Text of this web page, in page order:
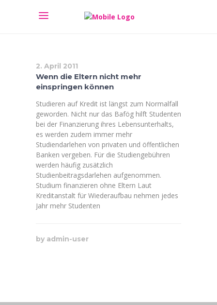
2. April 2011
Wenn die Eltern nicht mehr
einspringen können
Studieren auf Kredit ist längst zum Normalfall
geworden. Nicht nur das Bafög hilft Studenten
bei der Finanzierung ihres Lebensunterhalts,
es werden zudem immer mehr
Studiendarlehen von privaten und öffentlichen
Banken vergeben. Für die Studiengebühren
werden häufig zusätzlich
Studienbeitragsdarlehen aufgenommen.
Studium finanzieren ohne Eltern Laut
Kreditanstalt für Wiederaufbau nehmen jedes
Jahr mehr Studenten
by admin-user